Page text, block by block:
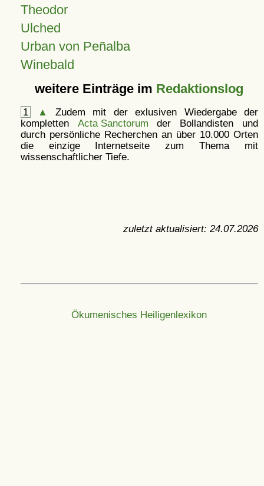
Theodor
Ulched
Urban von Peñalba
Winebald
weitere Einträge im Redaktionslog
1 ▲
Zudem mit der exlusiven Wiedergabe der
kompletten Acta Sanctorum der Bollandisten und
durch persönliche Recherchen an über 10.000 Orten
die einzige Internetseite zum Thema mit
wissenschaftlicher Tiefe.
zuletzt aktualisiert: 24.07.2026
Ökumenisches Heiligenlexikon